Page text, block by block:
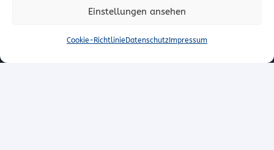
Einstellungen ansehen
Cookie-Richtlinie Datenschutz Impressum
office@to-stoffe.at